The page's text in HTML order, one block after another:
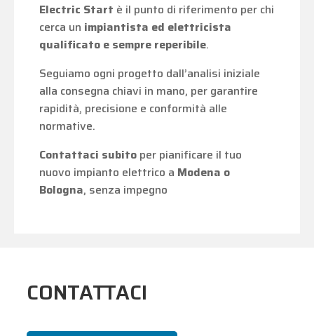
Electric Start è il punto di riferimento per chi
cerca un impiantista ed elettricista
qualificato e sempre reperibile.
Seguiamo ogni progetto dall’analisi iniziale
alla consegna chiavi in mano, per garantire
rapidità, precisione e conformità alle
normative.
Contattaci subito per pianificare il tuo
nuovo impianto elettrico a Modena o
Bologna, senza impegno
CONTATTACI